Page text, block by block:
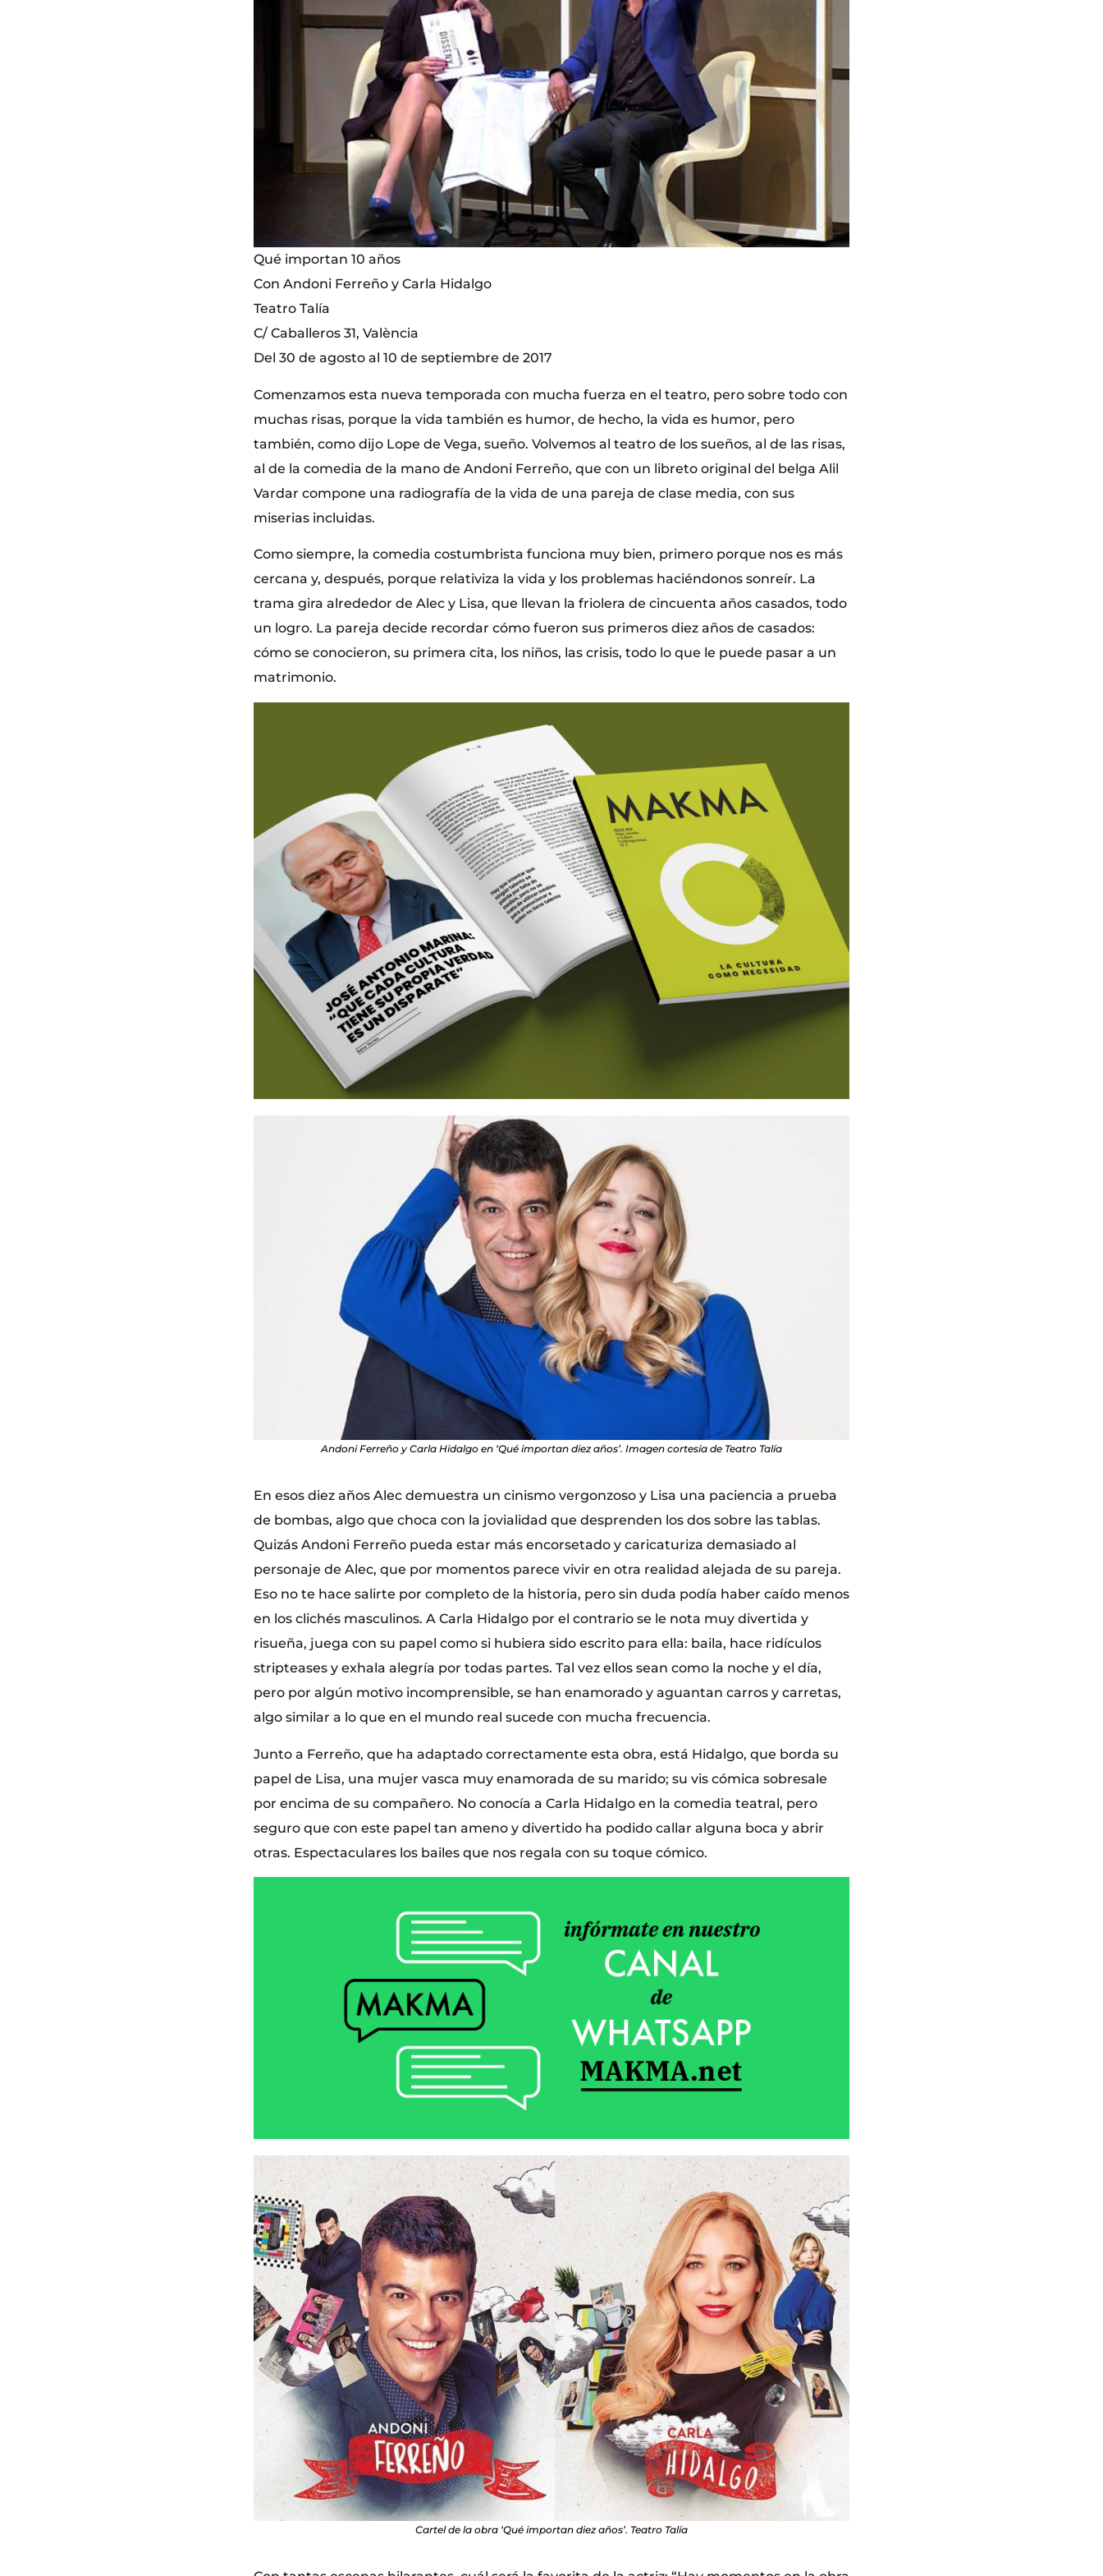
Qué importan 10 años
Con Andoni Ferreño y Carla Hidalgo
Teatro Talía
C/ Caballeros 31, València
Del 30 de agosto al 10 de septiembre de 2017
Comenzamos esta nueva temporada con mucha fuerza en el teatro, pero sobre todo con
muchas risas, porque la vida también es humor, de hecho, la vida es humor, pero
también, como dijo Lope de Vega, sueño. Volvemos al teatro de los sueños, al de las risas,
al de la comedia de la mano de Andoni Ferreño, que con un libreto original del belga Alil
Vardar compone una radiografía de la vida de una pareja de clase media, con sus
miserias incluidas.
Como siempre, la comedia costumbrista funciona muy bien, primero porque nos es más
cercana y, después, porque relativiza la vida y los problemas haciéndonos sonreír. La
trama gira alrededor de Alec y Lisa, que llevan la friolera de cincuenta años casados, todo
un logro. La pareja decide recordar cómo fueron sus primeros diez años de casados:
cómo se conocieron, su primera cita, los niños, las crisis, todo lo que le puede pasar a un
matrimonio.
Andoni Ferreño y Carla Hidalgo en ‘Qué importan diez años’. Imagen cortesía de Teatro Talía
En esos diez años Alec demuestra un cinismo vergonzoso y Lisa una paciencia a prueba
de bombas, algo que choca con la jovialidad que desprenden los dos sobre las tablas.
Quizás Andoni Ferreño pueda estar más encorsetado y caricaturiza demasiado al
personaje de Alec, que por momentos parece vivir en otra realidad alejada de su pareja.
Eso no te hace salirte por completo de la historia, pero sin duda podía haber caído menos
en los clichés masculinos. A Carla Hidalgo por el contrario se le nota muy divertida y
risueña, juega con su papel como si hubiera sido escrito para ella: baila, hace ridículos
stripteases y exhala alegría por todas partes. Tal vez ellos sean como la noche y el día,
pero por algún motivo incomprensible, se han enamorado y aguantan carros y carretas,
algo similar a lo que en el mundo real sucede con mucha frecuencia.
Junto a Ferreño, que ha adaptado correctamente esta obra, está Hidalgo, que borda su
papel de Lisa, una mujer vasca muy enamorada de su marido; su vis cómica sobresale
por encima de su compañero. No conocía a Carla Hidalgo en la comedia teatral, pero
seguro que con este papel tan ameno y divertido ha podido callar alguna boca y abrir
otras. Espectaculares los bailes que nos regala con su toque cómico.
Cartel de la obra ‘Qué importan diez años’. Teatro Talía